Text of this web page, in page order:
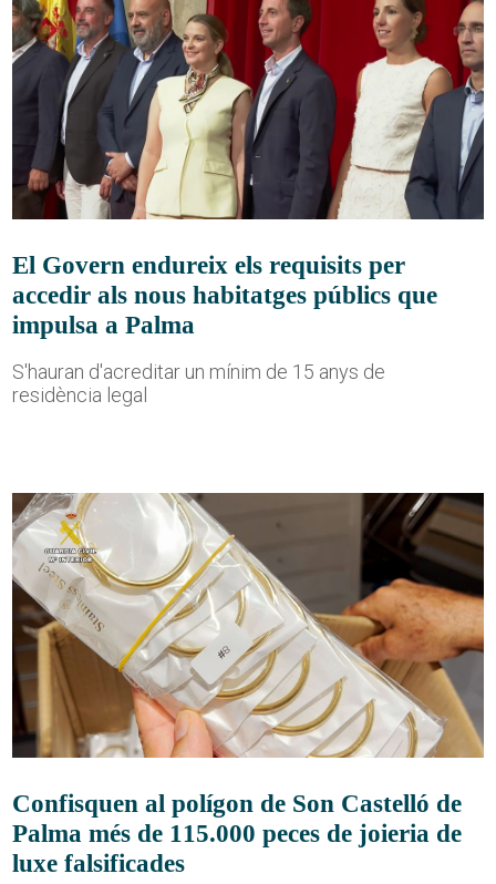
El Govern endureix els requisits per
accedir als nous habitatges públics que
impulsa a Palma
S'hauran d'acreditar un mínim de 15 anys de
residència legal
Confisquen al polígon de Son Castelló de
Palma més de 115.000 peces de joieria de
luxe falsificades